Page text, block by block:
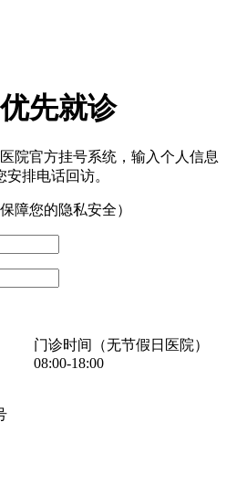
先就诊
院官方挂号系统，输入个人信息
排电话回访。
障您的隐私安全）
门诊时间（无节假日医院）
08:00-18:00